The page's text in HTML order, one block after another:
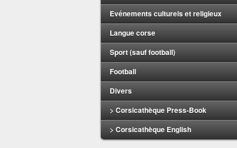
Evénements culturels et religieux
Langue corse
Sport (sauf football)
Football
Divers
> Corsicathèque Press-Book
> Corsicathèque English